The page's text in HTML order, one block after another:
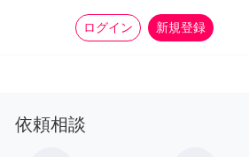
ログイン 新規登録
家事 more_horiz
依頼相談